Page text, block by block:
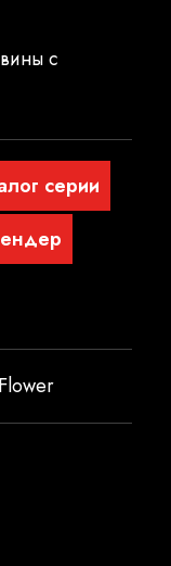
с
серии
Flower